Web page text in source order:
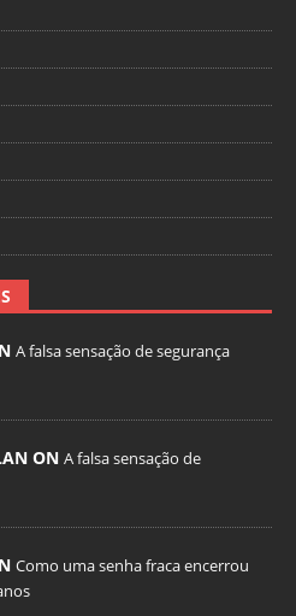
A falsa sensação de segurança
ON A falsa sensação de
Como uma senha fraca encerrou